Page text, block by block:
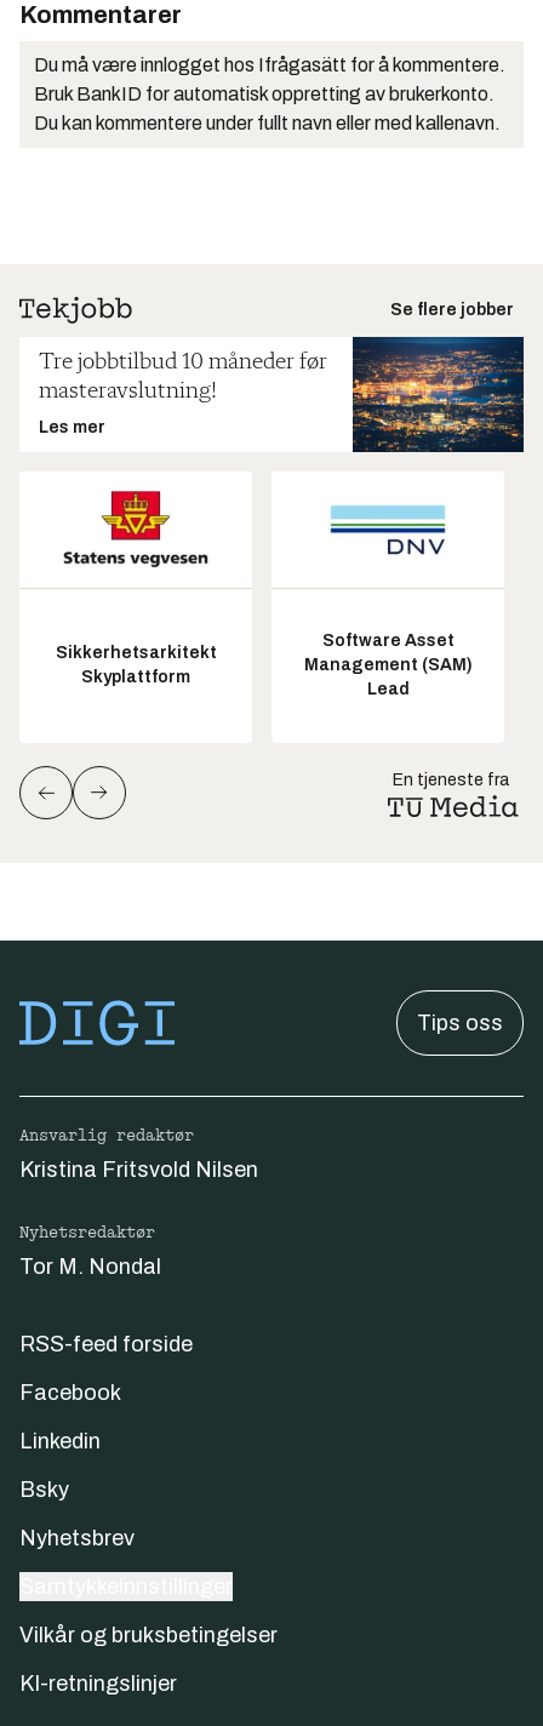
Kommentarer
Du må være innlogget hos Ifrågasätt for å kommentere.
Bruk BankID for automatisk oppretting av brukerkonto.
Du kan kommentere under fullt navn eller med kallenavn.
Se flere jobber
Tre jobbtilbud 10 måneder før
masteravslutning!
Les mer
Sikkerhetsarkitekt
Skyplattform
Software Asset
Management (SAM)
Lead
En tjeneste fra
Tips oss
Ansvarlig redaktør
Kristina Fritsvold Nilsen
Nyhetsredaktør
Tor M. Nondal
RSS-feed forside
Facebook
Linkedin
Bsky
Nyhetsbrev
Vilkår og bruksbetingelser
KI-retningslinjer